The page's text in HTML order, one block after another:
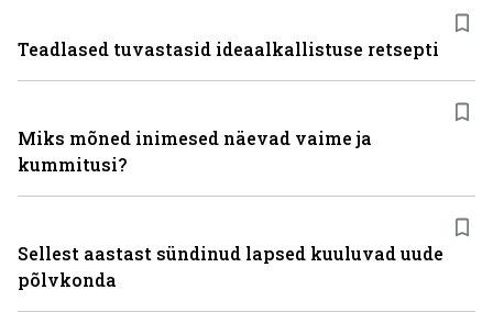
Teadlased tuvastasid ideaalkallistuse retsepti
Miks mõned inimesed näevad vaime ja
kummitusi?
Sellest aastast sündinud lapsed kuuluvad uude
põlvkonda